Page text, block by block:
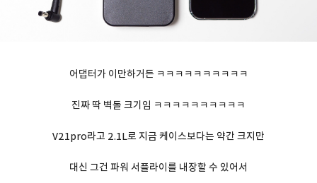
어댑터가 이만하거든 ㅋㅋㅋㅋㅋㅋㅋㅋㅋㅋ
진짜 딱 벽돌 크기임 ㅋㅋㅋㅋㅋㅋㅋㅋㅋㅋ
V21pro라고 2.1L로 지금 케이스보다는 약간 크지만
대신 그건 파워 서플라이를 내장할 수 있어서